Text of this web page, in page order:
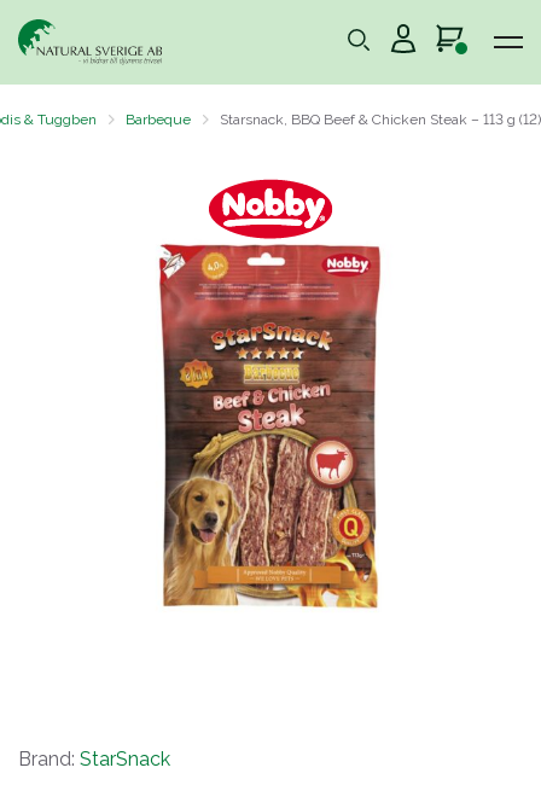
& Tuggben Barbeque Starsnack, BBQ Beef & Chicken Steak – 113 g (12)
Brand: StarSnack